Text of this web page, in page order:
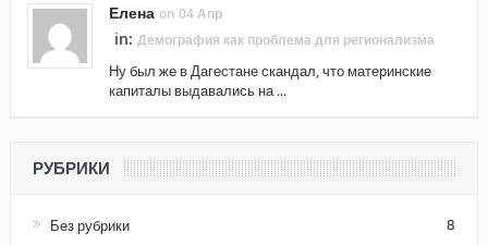
Елена on 04 Апр
in: Демография как проблема для регионализма
Ну был же в Дагестане скандал, что материнские
капиталы выдавались на ...
РУБРИКИ
Без рубрики 8